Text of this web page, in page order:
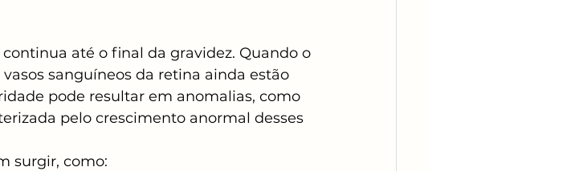
até o final da gravidez. Quando o
sanguíneos da retina ainda estão
pode resultar em anomalias, como
pelo crescimento anormal desses
surgir, como: